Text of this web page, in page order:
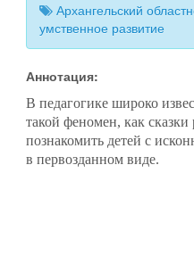
Архангельский
умственное развитие
Аннотация:
В педагогике широко
такой феномен, как сказки
познакомить детей с
в первозданном виде.